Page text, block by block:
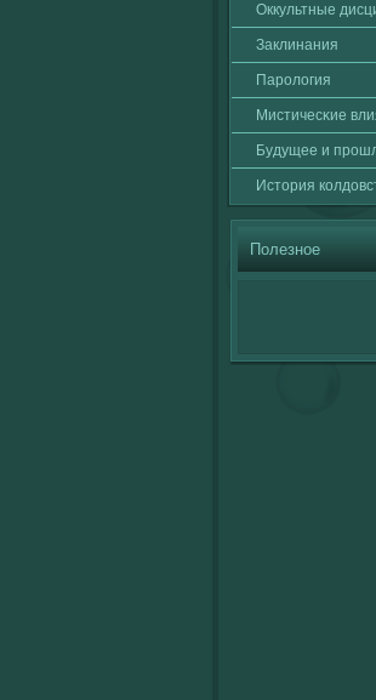
Оккультные
Заклинания
Паролοгия
Мистичесκие
Будущее и
История
Полезное